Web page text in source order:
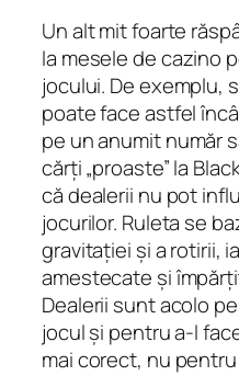
Un alt mit foarte
la mesele de cazino
jocului. De exemplu,
poate face astfel
pe un anumit număr
cărți „proaste” la
că dealerii nu pot
jocurilor. Ruleta se
gravitației și a rotirii,
amestecate și
Dealerii sunt acolo
jocul și pentru a-l
mai corect, nu pentru